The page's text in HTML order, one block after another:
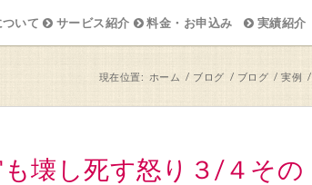
いて サービス紹介 料金・お申込み 実績紹介
現在位置: ホーム / ブログ / ブログ / 実例 /
壊し死す怒り３/４その